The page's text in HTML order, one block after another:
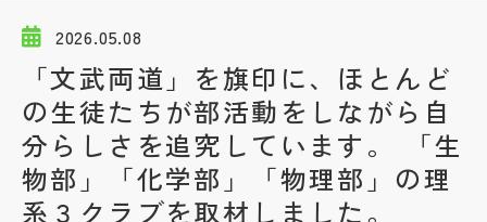
私学探検隊
帰国生受験情報
説明会・イベント情報
2026.05.08
「文武両道」を旗印に、ほとんど
の生徒たちが部活動をしながら自
分らしさを追究しています。 「生
物部」「化学部」「物理部」の理
系３クラブを取材しました。